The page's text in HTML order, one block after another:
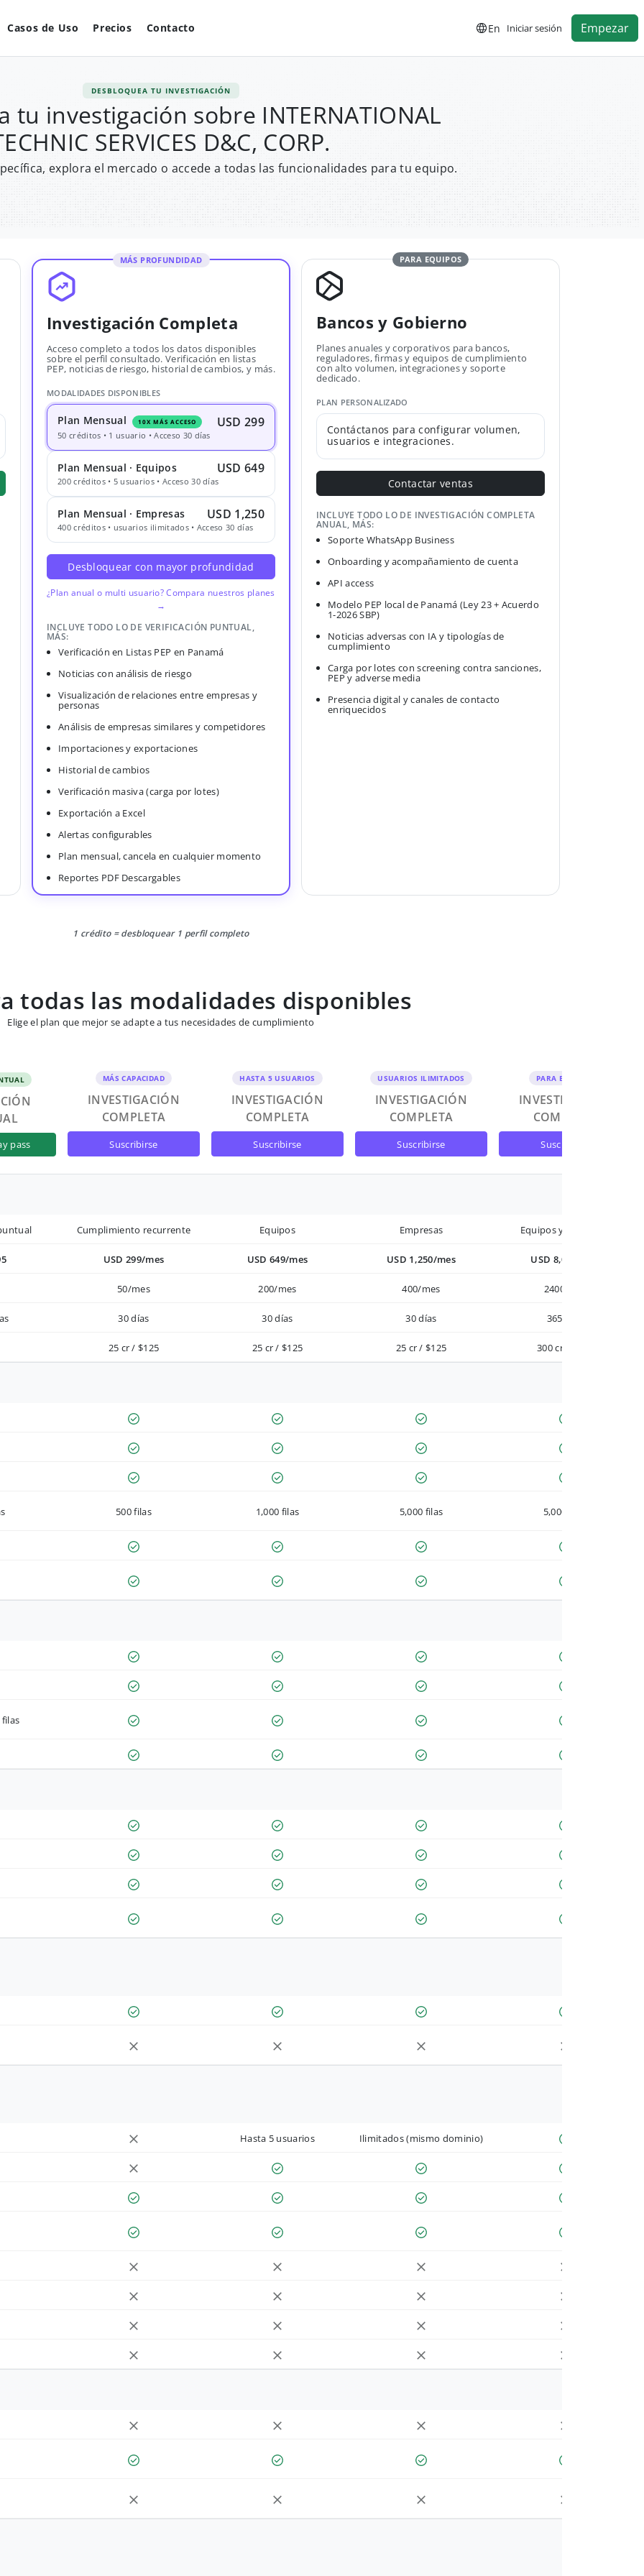
Casos de Uso Precios Contacto En Iniciar sesión Empezar
DESBLOQUEA TU INVESTIGACIÓN
tu investigación sobre INTERNATIONAL
SERVICES D&C, CORP.
explora el mercado o accede a todas las funcionalidades para tu equipo.
MÁS PROFUNDIDAD
Investigación Completa
Acceso completo a todos los datos disponibles
sobre el perfil consultado. Verificación en listas
PEP, noticias de riesgo, historial de cambios, y más.
MODALIDADES DISPONIBLES
Plan Mensual 10X MÁS ACCESO USD 299
50 créditos • 1 usuario • Acceso 30 días
Plan Mensual · Equipos USD 649
200 créditos • 5 usuarios • Acceso 30 días
Plan Mensual · Empresas USD 1,250
400 créditos • usuarios ilimitados • Acceso 30 días
Desbloquear con mayor profundidad
¿Plan anual o multi usuario? Compara nuestros planes
→
INCLUYE TODO LO DE VERIFICACIÓN PUNTUAL,
MÁS:
Verificación en Listas PEP en Panamá
Noticias con análisis de riesgo
Visualización de relaciones entre empresas y
personas
Análisis de empresas similares y competidores
Importaciones y exportaciones
Historial de cambios
Verificación masiva (carga por lotes)
Exportación a Excel
Alertas configurables
Plan mensual, cancela en cualquier momento
Reportes PDF Descargables
PARA EQUIPOS
Bancos y Gobierno
Planes anuales y corporativos para bancos,
reguladores, firmas y equipos de cumplimiento
con alto volumen, integraciones y soporte
dedicado.
PLAN PERSONALIZADO
Contáctanos para configurar volumen,
usuarios e integraciones.
Contactar ventas
INCLUYE TODO LO DE INVESTIGACIÓN COMPLETA
ANUAL, MÁS:
Soporte WhatsApp Business
Onboarding y acompañamiento de cuenta
API access
Modelo PEP local de Panamá (Ley 23 + Acuerdo
1-2026 SBP)
Noticias adversas con IA y tipologías de
cumplimiento
Carga por lotes con screening contra sanciones,
PEP y adverse media
Presencia digital y canales de contacto
enriquecidos
1 crédito = desbloquear 1 perfil completo
todas las modalidades disponibles
Elige el plan que mejor se adapte a tus necesidades de cumplimiento
pass
MÁS CAPACIDAD
INVESTIGACIÓN
COMPLETA
suscribirse
HASTA 5 USUARIOS
INVESTIGACIÓN
COMPLETA
suscribirse
USUARIOS ILIMITADOS
INVESTIGACIÓN
COMPLETA
suscribirse
PARA EQUIPOS
INVESTIGACIÓN
COMPLETA
suscribirse
Cumplimiento recurrente Equipos Empresas Equipos y Empresas
USD 299/mes USD 649/mes USD 1,250/mes USD 8,000/año
50/mes 200/mes 400/mes 2400/año
30 días 30 días 30 días 365 días
25 cr / $125 25 cr / $125 25 cr / $125 300 cr / $900
500 filas 1,000 filas 5,000 filas 5,000 filas
filas
Hasta 5 usuarios Ilimitados (mismo dominio)